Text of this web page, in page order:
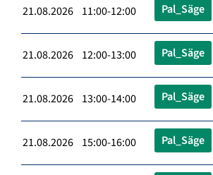
21.08.2026 11:00-12:00 Pal_Säge
21.08.2026 12:00-13:00 Pal_Säge
21.08.2026 13:00-14:00 Pal_Säge
21.08.2026 15:00-16:00 Pal_Säge